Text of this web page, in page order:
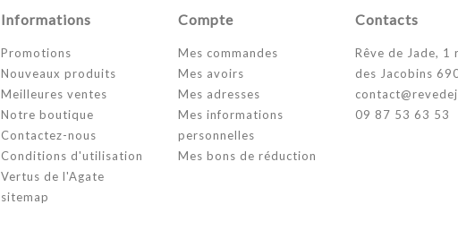
Informations
Promotions
Nouveaux produits
Meilleures ventes
Notre boutique
Contactez-nous
Conditions d'utilisation
Vertus de l'Agate
sitemap
Compte
Mes commandes
Mes avoirs
Mes adresses
Mes informations
personnelles
Mes bons de réduction
Contacts
Rêve de Jade, 1
des Jacobins
09 87 53 63 53